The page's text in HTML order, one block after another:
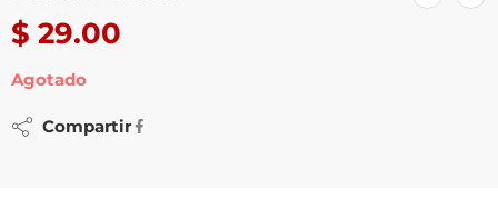
$ 29.00
Agotado
Compartir